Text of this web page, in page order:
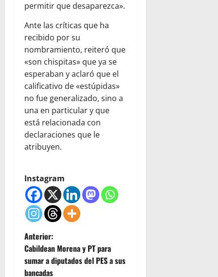
permitir que desaparezca».
Ante las críticas que ha
recibido por su
nombramiento, reiteró que
«son chispitas» que ya se
esperaban y aclaró que el
calificativo de «estúpidas»
no fue generalizado, sino a
una en particular y que
está relacionada con
declaraciones que le
atribuyen.
Instagram
N
a
Anterior:
Cabildean Morena y PT para
sumar a diputados del PES a sus
bancadas